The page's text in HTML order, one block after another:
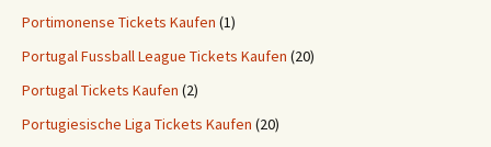
Portimonense Tickets Kaufen (1)
Portugal Fussball League Tickets Kaufen (20)
Portugal Tickets Kaufen (2)
Portugiesische Liga Tickets Kaufen (20)